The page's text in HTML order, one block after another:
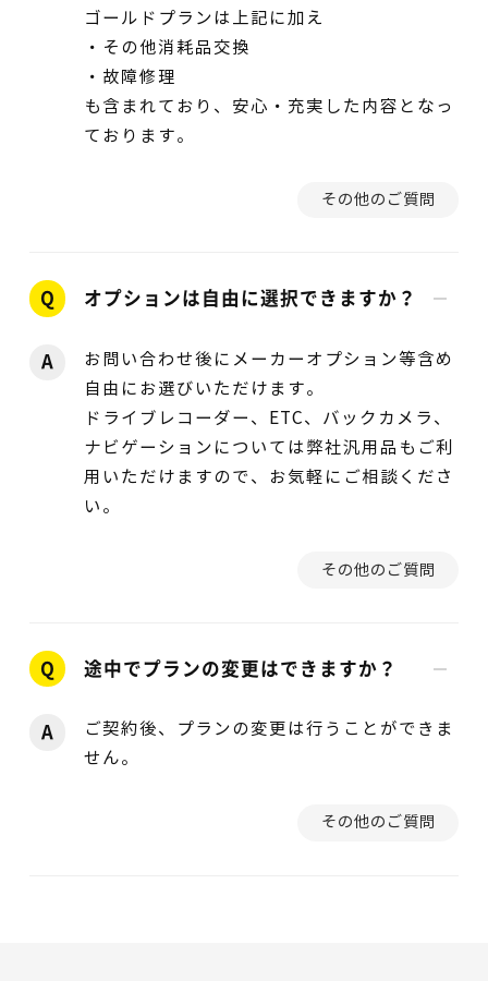
ゴールドプランは上記に加え
・その他消耗品交換
・故障修理
も含まれており、安心・充実した内容となっ
ております。
その他のご質問
Q オプションは自由に選択できますか？
A
お問い合わせ後にメーカーオプション等含め
自由にお選びいただけます。
ドライブレコーダー、ETC、バックカメラ、
ナビゲーションについては弊社汎用品もご利
用いただけますので、お気軽にご相談くださ
い。
その他のご質問
Q 途中でプランの変更はできますか？
A
ご契約後、プランの変更は行うことができま
せん。
その他のご質問